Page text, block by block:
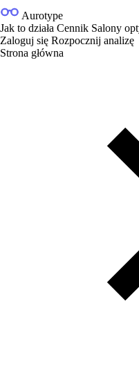
Aurotype
Jak to działa Cennik Salony
Zaloguj się Rozpocznij analizę
Strona główna